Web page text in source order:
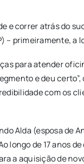
e correr atrás do
– primeiramente, a
para atender
e deu
com os
Alda (esposa de
longo de 17 anos
a aquisição de